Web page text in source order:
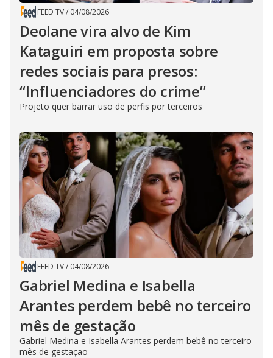
FEED TV/ 04/08/2026
Deolane vira alvo de Kim
Kataguiri em proposta sobre
redes sociais para presos:
“Influenciadores do crime”
Projeto quer barrar uso de perfis por terceiros
FEED TV/ 04/08/2026
Gabriel Medina e Isabella
Arantes perdem bebê no terceiro
mês de gestação
Gabriel Medina e Isabella Arantes perdem bebê no terceiro
mês de gestação